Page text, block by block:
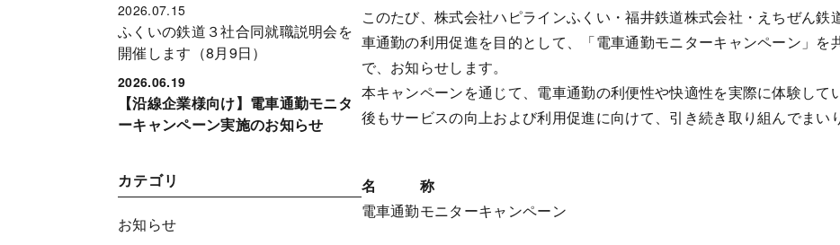
2026.07.15
ふくいの鉄道３社合同就職説明会を
開催します（8月9日）
2026.06.19
【沿線企業様向け】電車通勤モニタ
ーキャンペーン実施のお知らせ
カテゴリ
お知らせ
このたび、株式会社ハピラインふくい・福井鉄道株式会社・えちぜん
車通勤の利用促進を目的として、「電車通勤モニターキャンペーン」
で、お知らせします。
本キャンペーンを通じて、電車通勤の利便性や快適性を実際に体験して
後もサービスの向上および利用促進に向けて、引き続き取り組んでまい
名 称
電車通勤モニターキャンペーン